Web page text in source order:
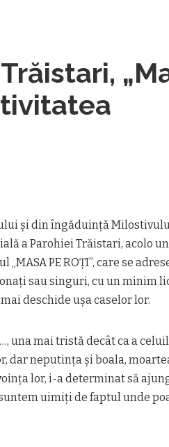
și din îngăduință
a Parohiei Trăistari, acolo
PE ROȚI”, care se
sau singuri, cu un minim
deschide ușa caselor lor.
una mai tristă decât ca a
dar neputința și boala,
lor, i-a determinat să
uimiți de faptul unde